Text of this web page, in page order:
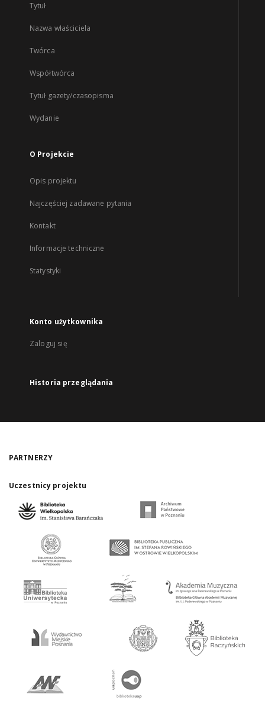
Tytuł
Nazwa właściciela
Twórca
Współtwórca
Tytuł gazety/czasopisma
Wydanie
O Projekcie
Opis projektu
Najczęściej zadawane pytania
Kontakt
Informacje techniczne
Statystyki
Konto użytkownika
Zaloguj się
Historia przeglądania
PARTNERZY
Uczestnicy projektu